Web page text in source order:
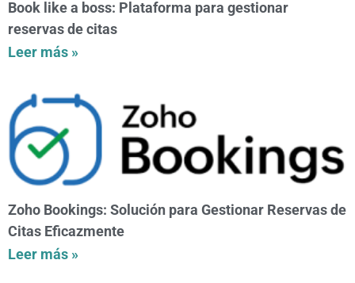
Book like a boss: Plataforma para gestionar
reservas de citas
Leer más »
Zoho Bookings: Solución para Gestionar Reservas de
Citas Eficazmente
Leer más »